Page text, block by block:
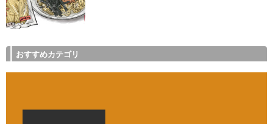
おすすめカテゴリ